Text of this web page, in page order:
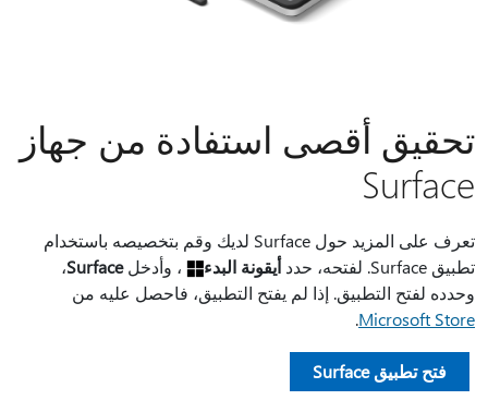
تحقيق أقصى استفادة من جهاز
Surface
تعرف على المزيد حول Surface لديك وقم بتخصيصه باستخدام
تطبيق Surface. لفتحه، حدد
أيقونة البدء ، وأدخلSurface،
وحدده لفتح التطبيق. إذا لم يفتح التطبيق، فاحصل عليه من
Microsoft Store
.
فتح تطبيق Surface